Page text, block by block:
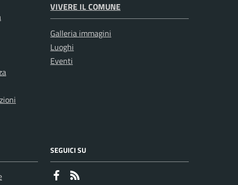
VIVERE IL COMUNE
Galleria immagini
Luoghi
Eventi
SEGUICI SU
Faceboook